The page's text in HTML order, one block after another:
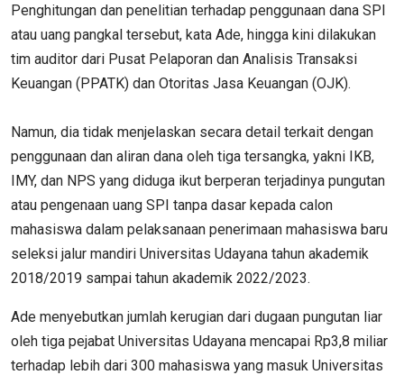
Penghitungan dan penelitian terhadap penggunaan dana SPI
atau uang pangkal tersebut, kata Ade, hingga kini dilakukan
tim auditor dari Pusat Pelaporan dan Analisis Transaksi
Keuangan (PPATK) dan Otoritas Jasa Keuangan (OJK).
Namun, dia tidak menjelaskan secara detail terkait dengan
penggunaan dan aliran dana oleh tiga tersangka, yakni IKB,
IMY, dan NPS yang diduga ikut berperan terjadinya pungutan
atau pengenaan uang SPI tanpa dasar kepada calon
mahasiswa dalam pelaksanaan penerimaan mahasiswa baru
seleksi jalur mandiri Universitas Udayana tahun akademik
2018/2019 sampai tahun akademik 2022/2023.
Ade menyebutkan jumlah kerugian dari dugaan pungutan liar
oleh tiga pejabat Universitas Udayana mencapai Rp3,8 miliar
terhadap lebih dari 300 mahasiswa yang masuk Universitas